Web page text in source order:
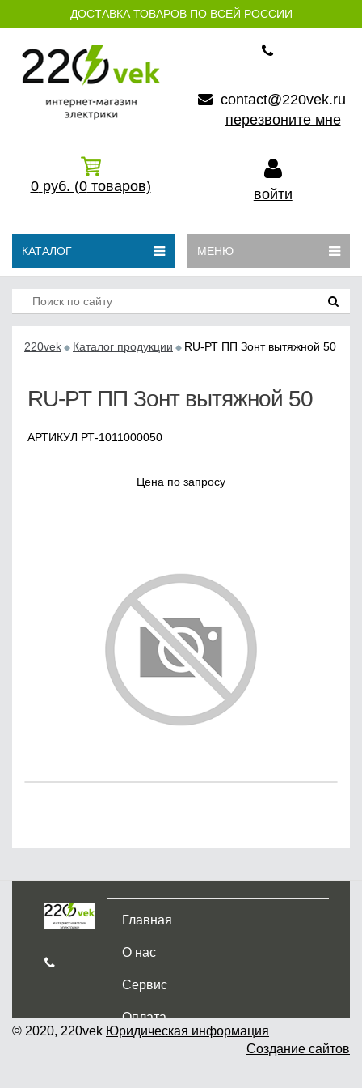
ДОСТАВКА ТОВАРОВ ПО ВСЕЙ РОССИИ
contact@220vek.ru
перезвоните мне
0 руб. (0 товаров) войти
КАТАЛОГ МЕНЮ
220vek Каталог продукции RU-РТ ПП Зонт вытяжной 50
RU-РТ ПП Зонт вытяжной 50
АРТИКУЛ РТ-1011000050
Цена по запросу
Главная
О нас
Сервис
Оплата
Доставка и самовывоз
© 2020, 220vek Юридическая информация
Создание сайтов